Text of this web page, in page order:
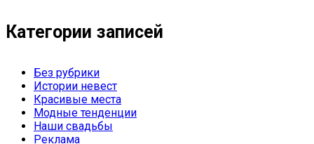
Категории записей
Без рубрики
Истории невест
Красивые места
Модные тенденции
Наши свадьбы
Реклама